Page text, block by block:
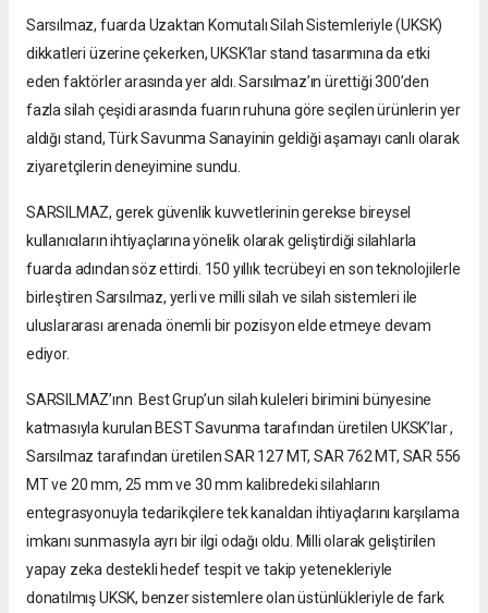
Sarsılmaz, fuarda Uzaktan Komutalı Silah Sistemleriyle (UKSK)
dikkatleri üzerine çekerken, UKSK’lar stand tasarımına da etki
eden faktörler arasında yer aldı. Sarsılmaz’ın ürettiği 300’den
fazla silah çeşidi arasında fuarın ruhuna göre seçilen ürünlerin yer
aldığı stand, Türk Savunma Sanayinin geldiği aşamayı canlı olarak
ziyaretçilerin deneyimine sundu.
SARSILMAZ, gerek güvenlik kuvvetlerinin gerekse bireysel
kullanıcıların ihtiyaçlarına yönelik olarak geliştirdiği silahlarla
fuarda adından söz ettirdi. 150 yıllık tecrübeyi en son teknolojilerle
birleştiren Sarsılmaz, yerli ve milli silah ve silah sistemleri ile
uluslararası arenada önemli bir pozisyon elde etmeye devam
ediyor.
SARSILMAZ’ınn Best Grup’un silah kuleleri birimini bünyesine
katmasıyla kurulan BEST Savunma tarafından üretilen UKSK’lar ,
Sarsılmaz tarafından üretilen SAR 127 MT, SAR 762 MT, SAR 556
MT ve 20 mm, 25 mm ve 30 mm kalibredeki silahların
entegrasyonuyla tedarikçilere tek kanaldan ihtiyaçlarını karşılama
imkanı sunmasıyla ayrı bir ilgi odağı oldu. Milli olarak geliştirilen
yapay zeka destekli hedef tespit ve takip yetenekleriyle
donatılmış UKSK, benzer sistemlere olan üstünlükleriyle de fark